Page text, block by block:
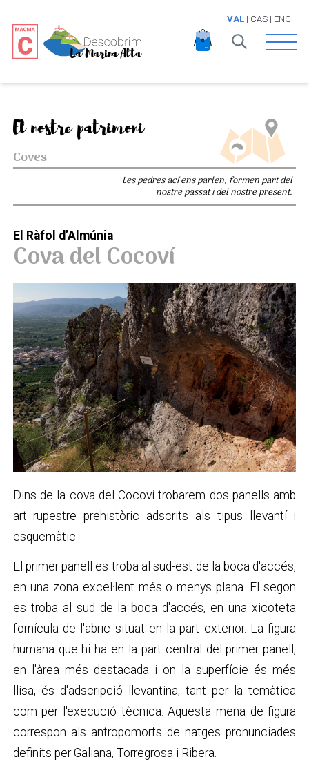
VAL| CAS| ENG
Open
El nostre patrimoni
Coves
Les pedres ací ens parlen, formen part del
nostre passat i del nostre present.
El Ràfol d’Almúnia
Cova del Cocoví
Dins de la cova del Cocoví trobarem dos panells amb
art rupestre prehistòric adscrits als tipus llevantí i
esquemàtic.
El primer panell es troba al sud-est de la boca d'accés,
en una zona excel·lent més o menys plana. El segon
es troba al sud de la boca d'accés, en una xicoteta
fornícula de l'abric situat en la part exterior. La figura
humana que hi ha en la part central del primer panell,
en l'àrea més destacada i on la superfície és més
llisa, és d'adscripció llevantina, tant per la temàtica
com per l'execució tècnica. Aquesta mena de figura
correspon als antropomorfs de natges pronunciades
definits per Galiana, Torregrosa i Ribera.